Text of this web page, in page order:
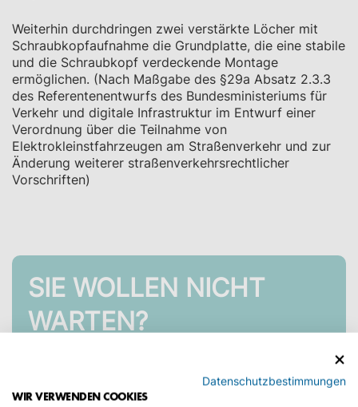
Weiterhin durchdringen zwei verstärkte Löcher mit
Schraubkopfaufnahme die Grundplatte, die eine stabile
und die Schraubkopf verdeckende Montage
ermöglichen. (Nach Maßgabe des §29a Absatz 2.3.3
des Referentenentwurfs des Bundesministeriums für
Verkehr und digitale Infrastruktur im Entwurf einer
Verordnung über die Teilnahme von
Elektrokleinstfahrzeugen am Straßenverkehr und zur
Änderung weiterer straßenverkehrsrechtlicher
Vorschriften)
SIE WOLLEN NICHT
WARTEN?
Datenschutzbestimmungen
WIR VERWENDEN COOKIES